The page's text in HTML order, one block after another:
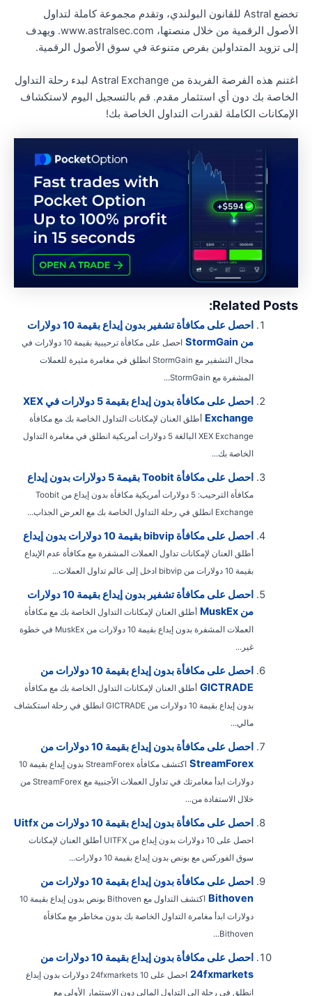
تخضع Astral للقانون البولندي، وتقدم مجموعة كاملة لتداول
الأصول الرقمية من خلال منصتها، www.astralsec.com. ويهدف
تزويد المتداولين بفرص متنوعة في سوق الأصول الرقمية.
اغتنم هذه الفرصة الفريدة من Astral Exchange لبدء رحلة التداول
بك دون أي استثمار مقدم. قم بالتسجيل اليوم لاستكشاف
الكاملة لقدرات التداول الخاصة بك!
Related
احصل على مكافأة تشفير بدون إيداع بقيمة 10 دولارات
احصل على مكافأة ترحيبية بقيمة 10 دولارات في
مجال التشفير مع StormGain انطلق في مغامرة مثيرة للعملات
المشفرة مع StormGain...
احصل على مكافأة بدون إيداع بقيمة 5 دولارات في XEX
Exchange أطلق العنان لإمكانات التداول الخاصة بك مع مكافأة
XEX Exchange البالغة 5 دولارات أمريكية انطلق في مغامرة التداول
الخاصة بك...
احصل على مكافأة Toobit بقيمة 5 دولارات بدون إيداع
مكافأة الترحيب: 5 دولارات أمريكية مكافأة بدون إيداع من Toobit
Exchange انطلق في رحلة التداول الخاصة بك مع العرض الجذاب...
احصل على مكافأة bibvip بقيمة 10 دولارات بدون إيداع
أطلق العنان لإمكانات تداول العملات المشفرة مع مكافأة عدم الإيداع
بقيمة 10 دولارات من bibvip ادخل إلى عالم تداول العملات...
احصل على مكافأة تشفير بدون إيداع بقيمة 10 دولارات
أطلق العنان لإمكانات التداول الخاصة بك مع مكافأة
العملات المشفرة بدون إيداع بقيمة 10 دولارات من MuskEx في خطوة
غير...
احصل على مكافأة بدون إيداع بقيمة 10 دولارات من
GICTRADE أطلق العنان لإمكانات التداول الخاصة بك مع مكافأة
بدون إيداع بقيمة 10 دولارات من GICTRADE انطلق في رحلة استكشاف
مالي...
احصل على مكافأة بدون إيداع بقيمة 10 دولارات من
StreamForex
اكتشف مكافأة StreamForex بدون إيداع بقيمة 10
دولارات ابدأ مغامرتك في تداول العملات الأجنبية مع StreamForex من
خلال الاستفادة من...
احصل على مكافأة بدون إيداع بقيمة 10 دولارات من Uitfx
احصل على 10 دولارات بدون إيداع من UITFX أطلق العنان لإمكانات
سوق الفوركس مع بونص بدون إيداع بقيمة 10 دولارات...
احصل على مكافأة بدون إيداع بقيمة 10 دولارات من
Bithoven
اكتشف التداول مع Bithoven بونص بدون إيداع بقيمة 10
دولارات ابدأ مغامرة التداول الخاصة بك بدون مخاطر مع مكافأة
Bithoven...
احصل على مكافأة بدون إيداع بقيمة 10 دولارات من
24fxmarkets
احصل على 24fxmarkets 10 دولارات بدون إيداع
انطلق في رحلة إلى التداول المالي دون الاستثمار الأولي مع